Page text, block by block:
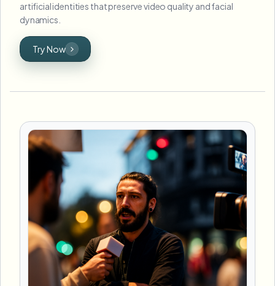
artificial identities that preserve video quality and facial
dynamics.
Try Now